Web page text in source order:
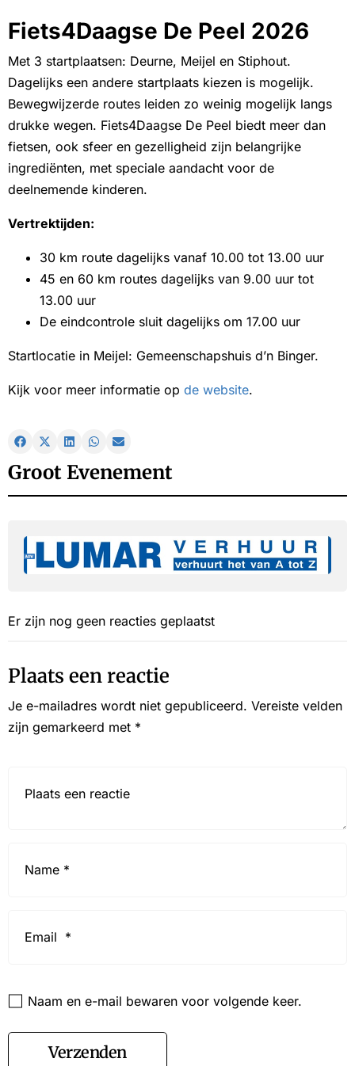
Fiets4Daagse De Peel 2026
Met 3 startplaatsen: Deurne, Meijel en Stiphout.
Dagelijks een andere startplaats kiezen is mogelijk.
Bewegwijzerde routes leiden zo weinig mogelijk langs
drukke wegen. Fiets4Daagse De Peel biedt meer dan
fietsen, ook sfeer en gezelligheid zijn belangrijke
ingrediënten, met speciale aandacht voor de
deelnemende kinderen.
Vertrektijden:
30 km route dagelijks vanaf 10.00 tot 13.00 uur
45 en 60 km routes dagelijks van 9.00 uur tot
13.00 uur
De eindcontrole sluit dagelijks om 17.00 uur
Startlocatie in Meijel: Gemeenschapshuis d’n Binger.
Kijk voor meer informatie op de website.
Groot Evenement
Er zijn nog geen reacties geplaatst
Plaats een reactie
Je e-mailadres wordt niet gepubliceerd. Vereiste velden
zijn gemarkeerd met *
Naam en e-mail bewaren voor volgende keer.
Verzenden